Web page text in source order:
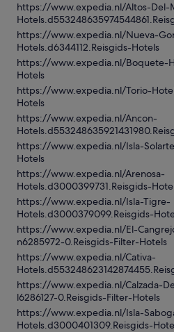
https://www.expedia.nl/Altos-Del-
https://www.expedia.nl/Nueva-
Hotels.d6344112.Reisgids-Hotels
https://www.expedia.nl/Boquete-
Hotels
https://www.expedia.nl/Torio-
Hotels
https://www.expedia.nl/Ancon-
https://www.expedia.nl/Isla-
Hotels
https://www.expedia.nl/Arenosa-
Hotels.d3000399731.Reisgids-
https://www.expedia.nl/Isla-Tigre-
Hotels.d3000379099.Reisgids-
https://www.expedia.nl/El-
n6285972-0.Reisgids-Filter-Hotels
https://www.expedia.nl/Cativa-
https://www.expedia.nl/Calzada-
l6286127-0.Reisgids-Filter-Hotels
https://www.expedia.nl/Isla-
Hotels.d3000401309.Reisgids-